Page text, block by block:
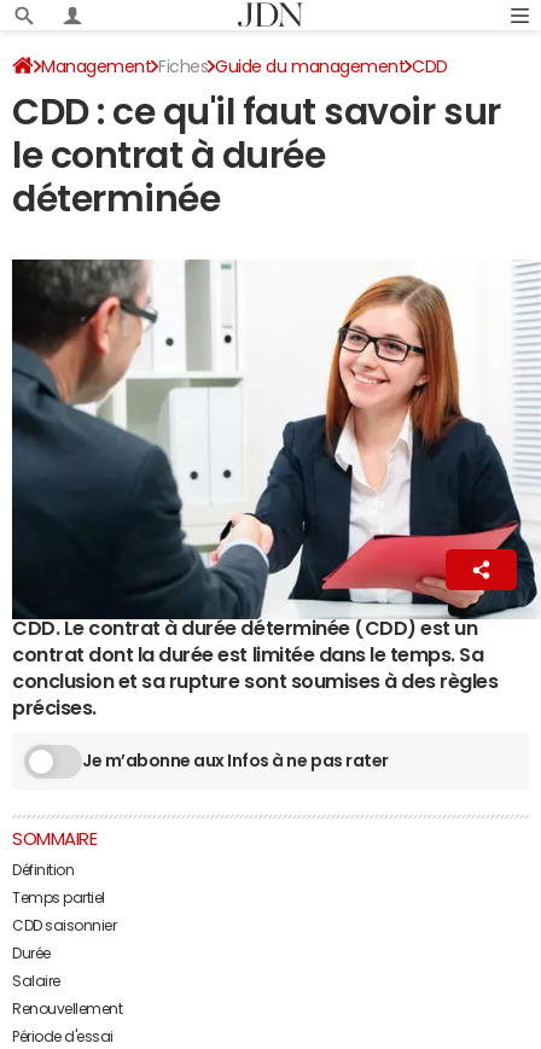
Management Fiches Guide du management CDD
CDD : ce qu'il faut savoir sur
le contrat à durée
déterminée
7 novembre 2022 15:48
CDD. Le contrat à durée déterminée (CDD) est un
contrat dont la durée est limitée dans le temps. Sa
conclusion et sa rupture sont soumises à des règles
précises.
Je m’abonne aux Infos à ne pas rater
SOMMAIRE
Définition
Temps partiel
CDD saisonnier
Durée
Salaire
Renouvellement
Période d'essai